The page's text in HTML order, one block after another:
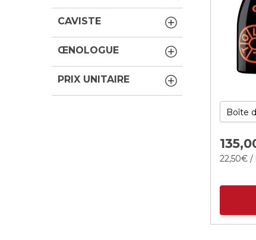
135,
22,50€ /
CAVISTE
ŒNOLOGUE
PRIX UNITAIRE